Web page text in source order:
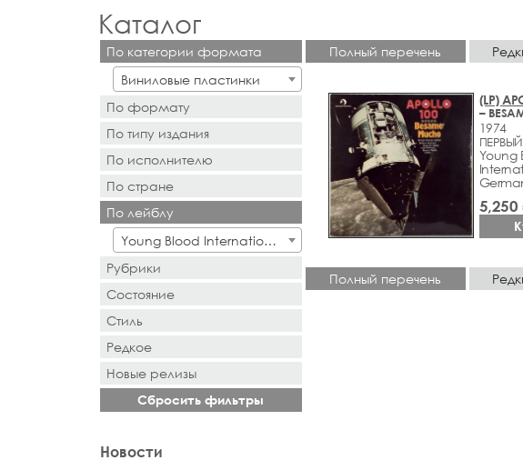
Каталог
По категории формата
Виниловые пластинки
По формату
- Выбор -
По типу издания
- Выбор -
По исполнителю
- Поиск или выбор -
По стране
- Поиск или выбор -
По лейблу
Young Blood International
Рубрики
Состояние
Стиль
Редкое
Новыe рeлизы
Сбросить фильтры
Новости
Полный перечень
(LP)
–
1974
Young
5,250
Полный перечень